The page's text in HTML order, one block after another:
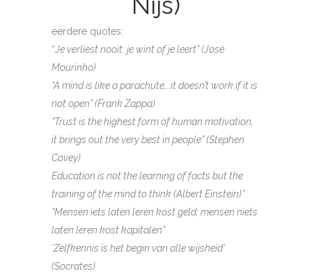
eerdere quotes:
“ Je verliest nooit: je wint of je leert” (José
Mourinho)
“A mind is like a parachute….it doesn’t work if it is
not open” (Frank Zappa)
“Trust is the highest form of human motivation,
it brings out the very best in people” (Stephen
Covey)
Education is not the learning of facts but the
training of the mind to think (Albert Einstein)”
“Mensen iets laten leren kost geld; mensen niets
laten leren kost kapitalen”
‘Zelfkennis is het begin van alle wijsheid’
(Socrates)